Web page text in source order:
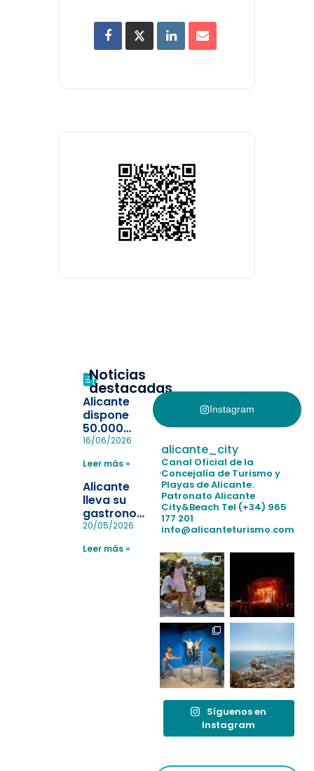
Noticias
destacadas
Alicante
dispone
50.000
pulseras
la
pérdida de niños
en las
playas y
realiza con
éxito un
simulacro de socorrismo
16/06/2026
Leer más »
Alicante
lleva su
gastronomía
a Madrid
reforzar el
20/05/2026
Leer más »
Instagram
alicante_city
Canal Oficial de la
Concejalía de Turismo y
Playas de Alicante.
Patronato Alicante
City&Beach Tel (+34) 965
177 201
info@alicanteturismo.com
Síguenos en
Instagram